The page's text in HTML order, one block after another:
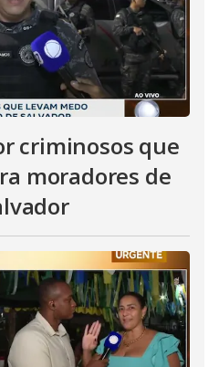
criminosos que
moradores de